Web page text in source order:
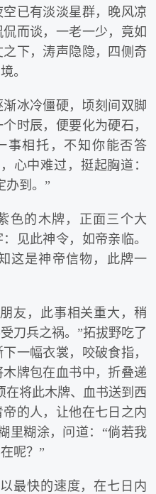
已有淡淡星群，晚风凉
而谈，一老一少，竟如
下，涛声隐隐，四侧奇
。
冰冷僵硬，顷刻间双脚
时辰，便要化为硬石，
事相托，不知你能否答
心中难过，挺起胸道：
办到。”
色的木牌，正面三个大
见此神令，如帝亲临。
这是神帝信物，此牌一
友，此事相关重大，稍
刀兵之祸。”拓拔野吃了
一幅衣裳，咬破食指，
牌包在血书中，折叠递
在将此木牌、血书送到西
的人，让他在七日之内
里糊涂，问道：“倘若我
呢？”
最快的速度，在七日内